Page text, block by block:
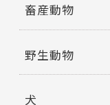
畜産動物
野生動物
犬